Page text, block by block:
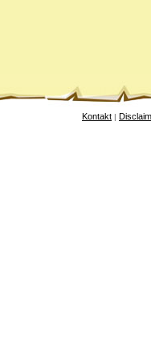
Kontakt |